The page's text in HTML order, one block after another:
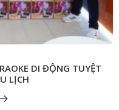
DI ĐỘNG TUYỆT
LỊCH